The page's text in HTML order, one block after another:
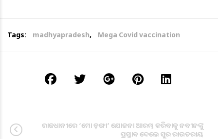
Tags: madhyapradesh, Mega Covid vaccination
ରାଜଧାନୀରେ ‘ମୋ ଡ଼ଙ୍ଗା’ ଯୋଜନା ଆରମ୍ଭ କରିବାକୁ ନବୀନଙ୍କୁ
ପ୍ରସ୍ତାବ ଦେଲେ ସୁର ରାଉତରାୟ